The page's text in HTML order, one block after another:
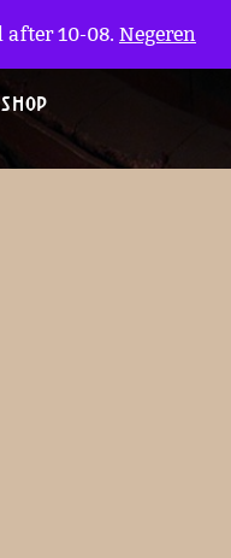
SHOP
after 10-08. Negeren